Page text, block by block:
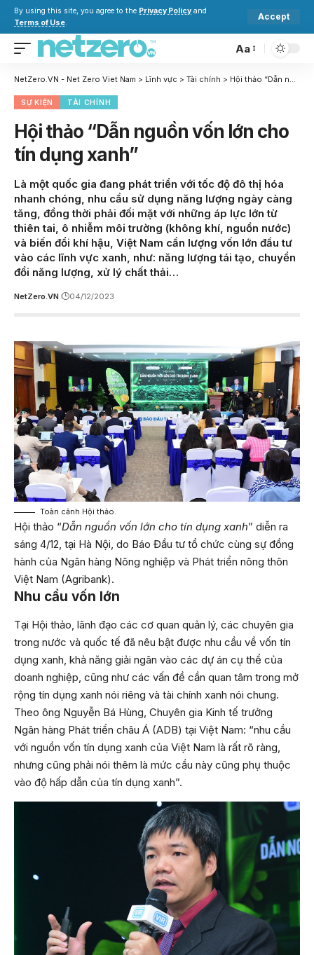
By using this site, you agree to the Privacy Policy and
Terms of Use.
Accept
Aa
NetZero.VN - Net Zero Viet Nam > Lĩnh vực > Tài chính > Hội thảo “Dẫn nguồn vốn lớn cho tín dụng xanh”
SỰ KIỆN TÀI CHÍNH
Hội thảo “Dẫn nguồn vốn lớn cho
tín dụng xanh”
Là một quốc gia đang phát triển với tốc độ đô thị hóa
nhanh chóng, nhu cầu sử dụng năng lượng ngày càng
tăng, đồng thời phải đối mặt với những áp lực lớn từ
thiên tai, ô nhiễm môi trường (không khí, nguồn nước)
và biến đổi khí hậu, Việt Nam cần lượng vốn lớn đầu tư
vào các lĩnh vực xanh, như: năng lượng tái tạo, chuyển
đổi năng lượng, xử lý chất thải…
NetZero.VN 04/12/2023
Toàn cảnh Hội thảo.
Hội thảo “Dẫn nguồn vốn lớn cho tín dụng xanh” diễn ra
sáng 4/12, tại Hà Nội, do Báo Đầu tư tổ chức cùng sự đồng
hành của Ngân hàng Nông nghiệp và Phát triển nông thôn
Việt Nam (Agribank).
Nhu cầu vốn lớn
Tại Hội thảo, lãnh đạo các cơ quan quản lý, các chuyên gia
trong nước và quốc tế đã nêu bật được nhu cầu về vốn tín
dụng xanh, khả năng giải ngân vào các dự án cụ thể của
doanh nghiệp, cũng như các vấn đề cần quan tâm trong mở
rộng tín dụng xanh nói riêng và tài chính xanh nói chung.
Theo ông Nguyễn Bá Hùng, Chuyên gia Kinh tế trưởng
Ngân hàng Phát triển châu Á (ADB) tại Việt Nam: “nhu cầu
với nguồn vốn tín dụng xanh của Việt Nam là rất rõ ràng,
nhưng cũng phải nói thêm là mức cầu này cũng phụ thuộc
vào độ hấp dẫn của tín dụng xanh”.